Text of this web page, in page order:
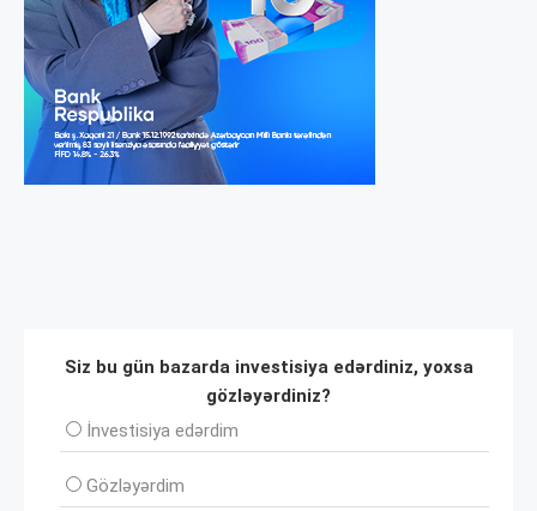
Siz bu gün bazarda investisiya edərdiniz, yoxsa
gözləyərdiniz?
İnvеstisiya edərdim
Gözləyərdim